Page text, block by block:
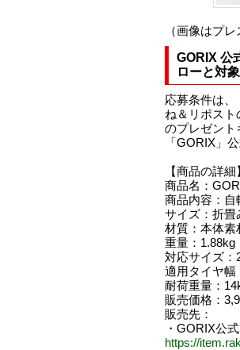
（画像はプレ
GORIX 公
ローと対
応募条件は
ね＆リポス
のプレゼント
「GORIX
【商品の詳細
商品名：
商品内容：自
サイズ：折畳
材質：本体素
重量：1.88kg
対応サイズ：
適用タイヤ幅
耐荷重量：
販売価格：
販売先：
・GORIX
https://